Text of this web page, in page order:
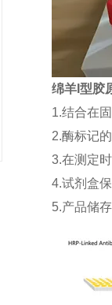
绵羊I型胶
1.结合在
2.酶标记
3.在测定
4.试剂盒
5.产品储